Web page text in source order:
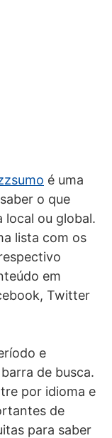
é uma
o que
local ou global.
lista com os
em
Twitter
e
de busca.
por idioma e
de
para saber